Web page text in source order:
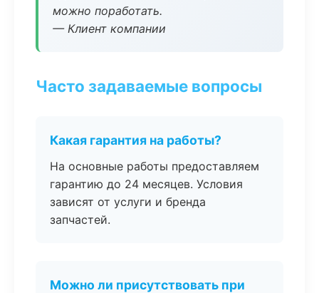
можно поработать.
— Клиент компании
Часто задаваемые вопросы
Какая гарантия на работы?
На основные работы предоставляем
гарантию до 24 месяцев. Условия
зависят от услуги и бренда
запчастей.
Можно ли присутствовать при